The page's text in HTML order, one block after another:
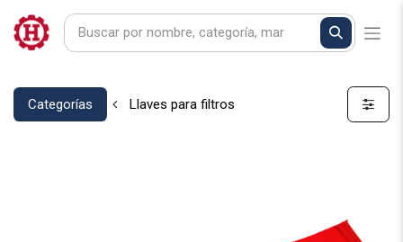
Categorías Llaves para filtros